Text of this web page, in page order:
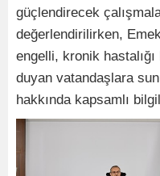
güçlendirecek
değerlendirilirken,
engelli, kronik
duyan vatandaşlara
hakkında kapsamlı